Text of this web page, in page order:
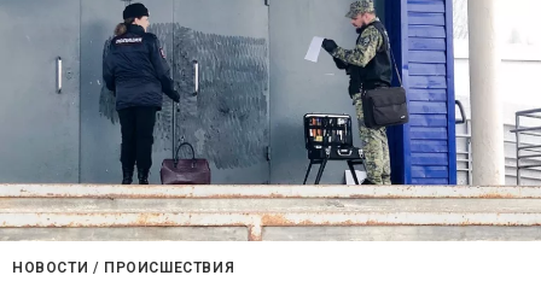
НОВОСТИ / ПРОИСШЕСТВИЯ